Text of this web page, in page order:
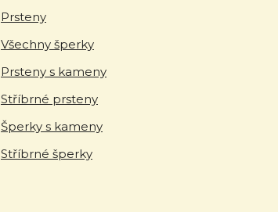
Prsteny
Všechny šperky
Prsteny s kameny
Stříbrné prsteny
Šperky s kameny
Stříbrné šperky